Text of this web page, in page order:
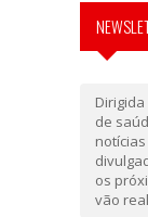
de
os
vão